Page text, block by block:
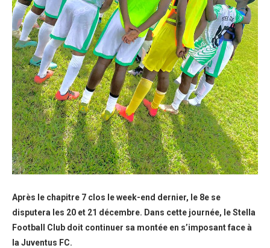
Après le chapitre 7 clos le week-end dernier, le 8e se
disputera les 20 et 21 décembre. Dans cette journée, le Stella
Football Club doit continuer sa montée en s’imposant face à
la Juventus FC.